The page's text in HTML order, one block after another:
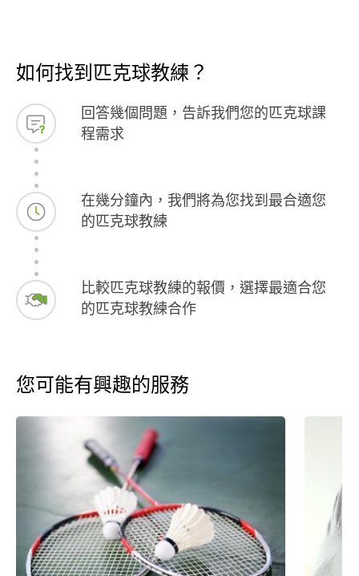
如何找到匹克球教練？
回答幾個問題，告訴我們您的匹克球課
程需求
在幾分鐘內，我們將為您找到最合適您
的匹克球教練
比較匹克球教練的報價，選擇最適合您
的匹克球教練合作
您可能有興趣的服務